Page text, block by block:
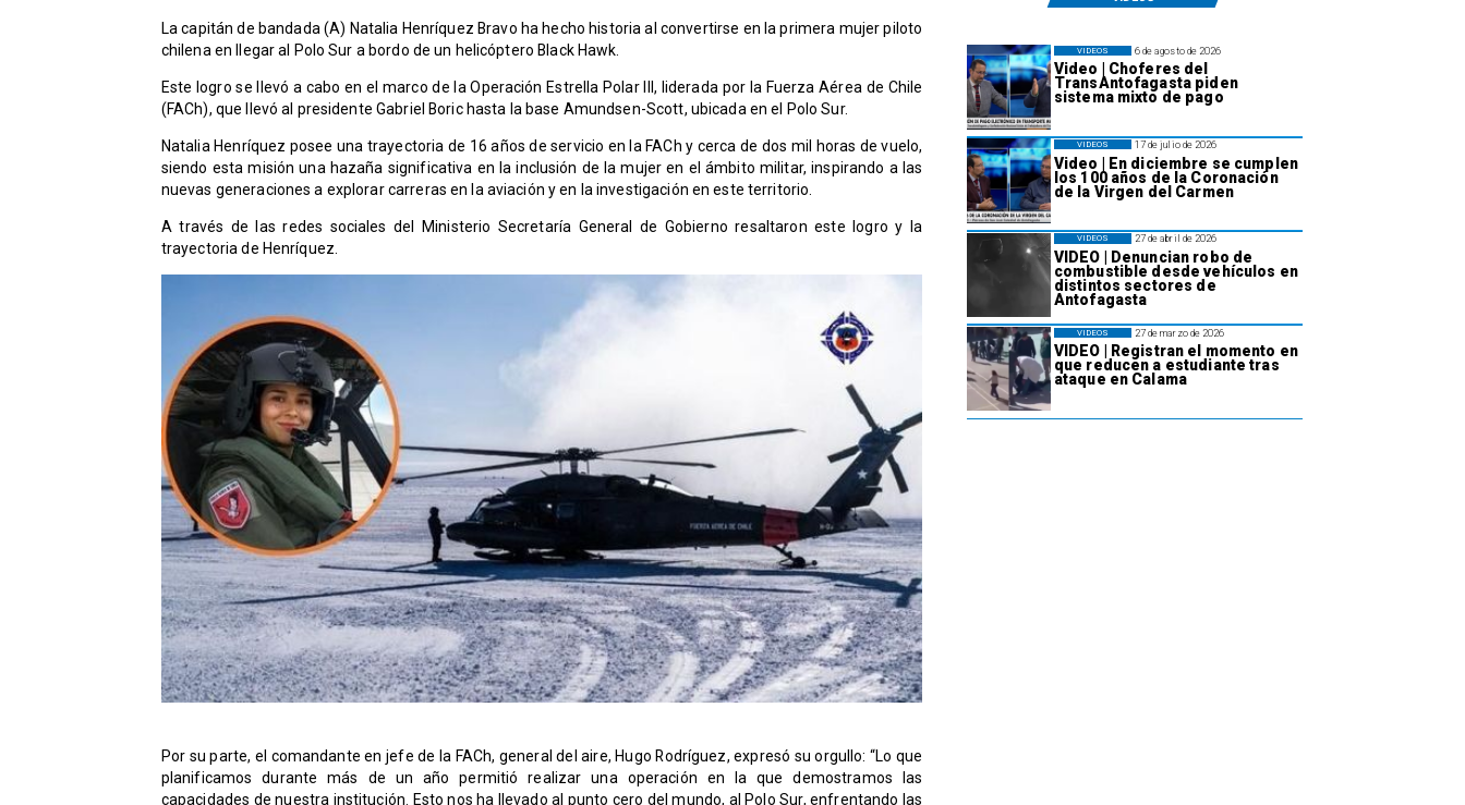
La capitán de bandada (A) Natalia Henríquez Bravo ha hecho historia al convertirse en la primera mujer piloto
chilena en llegar al Polo Sur a bordo de un helicóptero Black Hawk.
​Este logro se llevó a cabo en el marco de la Operación Estrella Polar III, liderada por la Fuerza Aérea de Chile
(FACh), que llevó al presidente Gabriel Boric hasta la base Amundsen-Scott, ubicada en el Polo Sur.
​Natalia Henríquez posee una trayectoria de 16 años de servicio en la FACh y cerca de dos mil horas de vuelo,
siendo esta misión una hazaña significativa en la inclusión de la mujer en el ámbito militar, inspirando a las
nuevas generaciones a explorar carreras en la aviación y en la investigación en este territorio.
​A través de las redes sociales del Ministerio Secretaría General de Gobierno resaltaron este logro y la
trayectoria de Henríquez.
​Por su parte, el comandante en jefe de la FACh, general del aire, Hugo Rodríguez, expresó su orgullo: “Lo que
planificamos durante más de un año permitió realizar una operación en la que demostramos las
capacidades de nuestra institución. Esto nos ha llevado al punto cero del mundo, al Polo Sur, enfrentando las
6 de agosto de 2026
Video | Choferes del
TransAntofagasta piden
sistema mixto de pago
VIDEOS
17 de julio de 2026
Video | En diciembre se cumplen
los 100 años de la Coronación
de la Virgen del Carmen
VIDEOS
27 de abril de 2026
VIDEO | Denuncian robo de
combustible desde vehículos en
distintos sectores de
Antofagasta
VIDEOS
27 de marzo de 2026
VIDEO | Registran el momento en
que reducen a estudiante tras
ataque en Calama
VIDEOS